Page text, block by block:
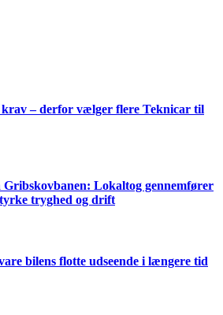
– derfor vælger flere Teknicar til
Gribskovbanen: Lokaltog gennemfører
tryghed og drift
bilens flotte udseende i længere tid